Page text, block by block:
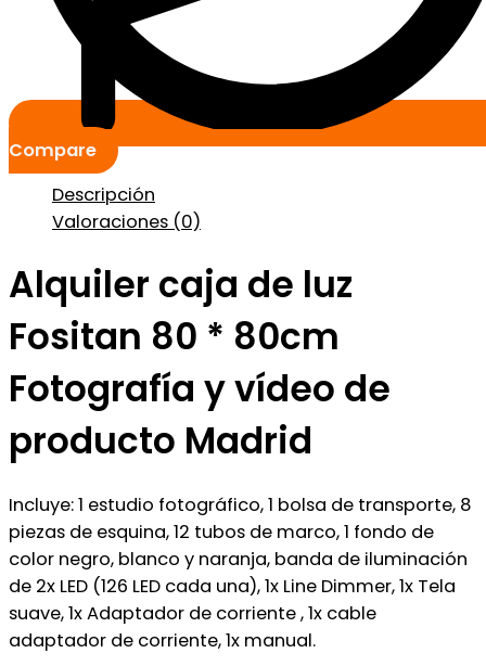
Compare
Descripción
Valoraciones (0)
Alquiler caja de luz
Fositan 80 * 80cm
Fotografía y vídeo de
producto Madrid
Incluye:1 estudio fotográfico, 1 bolsa de transporte, 8
piezas de esquina, 12 tubos de marco, 1 fondo de
color negro, blanco y naranja, banda de iluminación
de 2x LED (126 LED cada una), 1x Line Dimmer, 1x Tela
suave, 1x Adaptador de corriente , 1x cable
adaptador de corriente, 1x manual.